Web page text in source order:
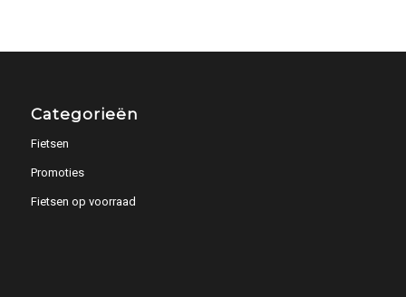
Categorieën
Fietsen
Promoties
Fietsen op voorraad